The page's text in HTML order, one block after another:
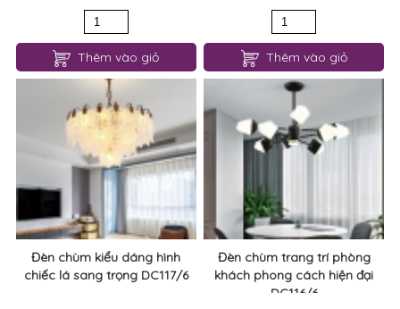
Thêm vào giỏ Thêm vào giỏ
Đèn chùm kiểu dáng hình
chiếc lá sang trọng DC117/6
Đèn chùm trang trí phòng
khách phong cách hiện đại
DC116/6